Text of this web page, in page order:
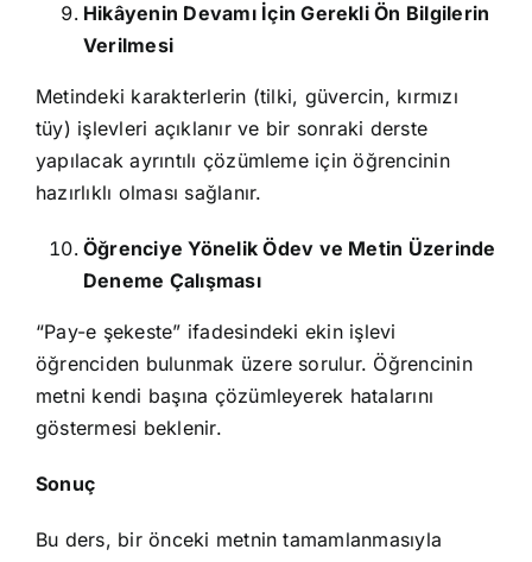
Hikâyenin Devamı İçin Gerekli Ön Bilgilerin
Verilmesi
Metindeki karakterlerin (tilki, güvercin, kırmızı
tüy) işlevleri açıklanır ve bir sonraki derste
yapılacak ayrıntılı çözümleme için öğrencinin
hazırlıklı olması sağlanır.
Öğrenciye Yönelik Ödev ve Metin Üzerinde
Deneme Çalışması
“Pay-e şekeste” ifadesindeki ekin işlevi
öğrenciden bulunmak üzere sorulur. Öğrencinin
metni kendi başına çözümleyerek hatalarını
göstermesi beklenir.
Sonuç
Bu ders, bir önceki metnin tamamlanmasıyla